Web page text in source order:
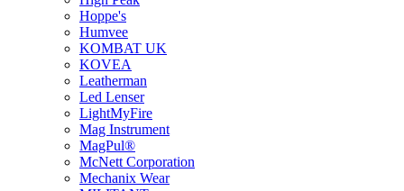
Hoppe's
Humvee
KOMBAT UK
KOVEA
Leatherman
Led Lenser
LightMyFire
Mag Instrument
MagPul®
McNett Corporation
Mechanix Wear